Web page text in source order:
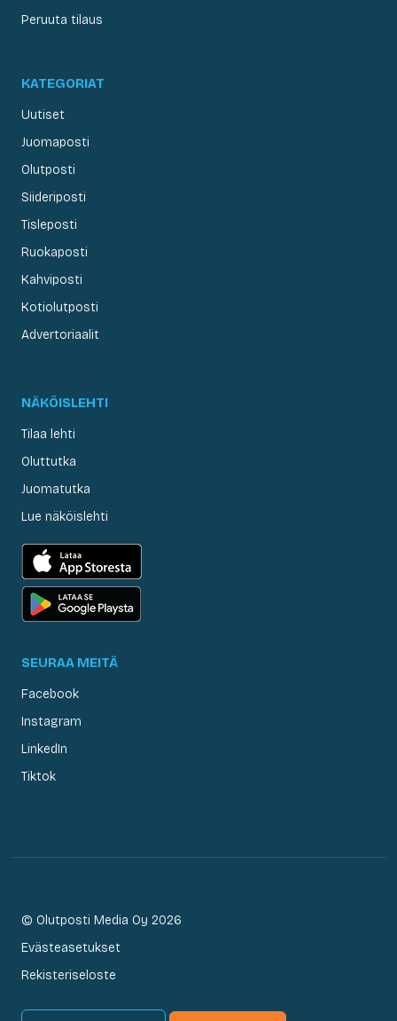
Peruuta tilaus
KATEGORIAT
Uutiset
Juomaposti
Olutposti
Siideriposti
Tisleposti
Ruokaposti
Kahviposti
Kotiolutposti
Advertoriaalit
NÄKÖISLEHTI
Tilaa lehti
Oluttutka
Juomatutka
Lue näköislehti
SEURAA MEITÄ
Facebook
Instagram
LinkedIn
Tiktok
© Olutposti Media Oy 2026
Evästeasetukset
Rekisteriseloste